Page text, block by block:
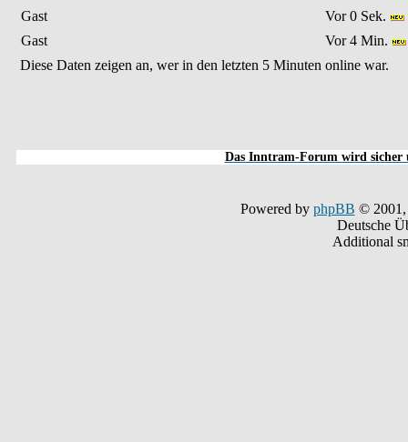
Gast
Vor 0 Sek.
Gast
Vor 4 Min.
Diese Daten zeigen an, wer in den letzten 5 Minuten online war.
Das Inntram-Forum wird sicher
Powered by phpBB © 2001,
Deutsche
Additional